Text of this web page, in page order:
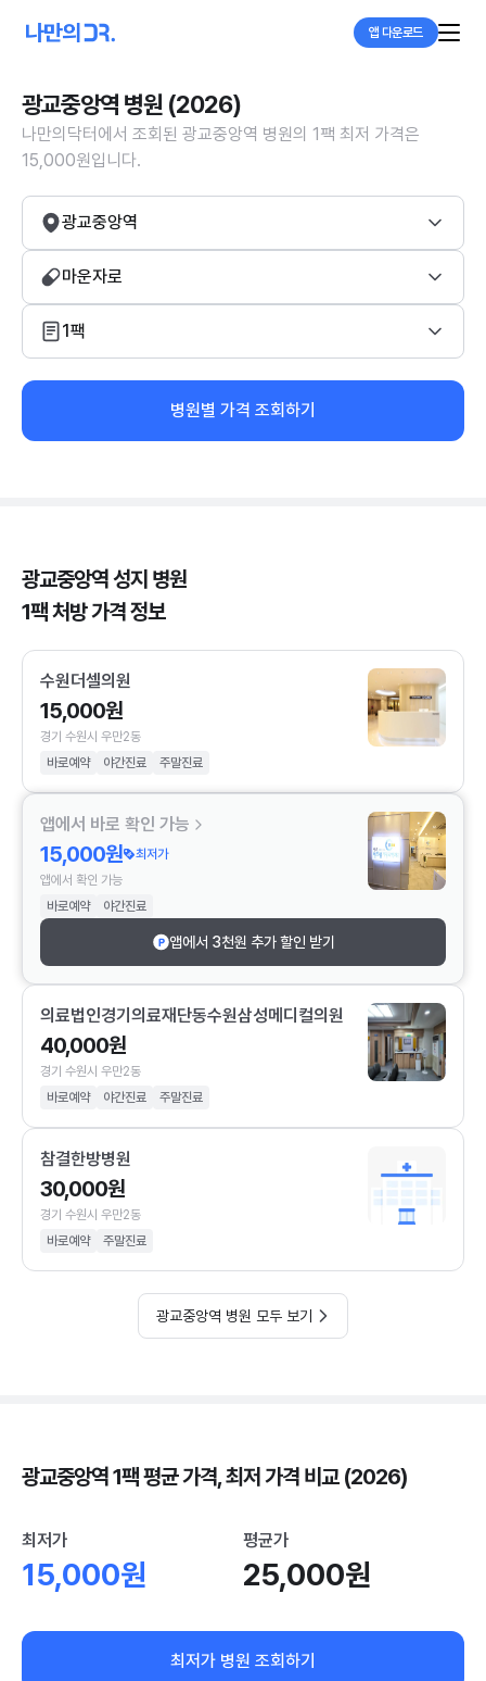
앱 다운로드
광교중앙역 병원 (2026)
나만의닥터에서 조회된 광교중앙역 병원의 1팩 최저 가격은
15,000원입니다.
광교중앙역
마운자로
1팩
병원별 가격 조회하기
광교중앙역 성지 병원
1팩 처방 가격 정보
수원더셀의원
15,000원
경기 수원시 우만2동
바로예약
야간진료 주말진료
앱에서 바로 확인 가능
15,000원
최저가
앱에서 확인 가능
바로예약
야간진료
앱에서 3천원 추가 할인 받기
의료법인경기의료재단동수원삼성메디컬의원
40,000원
경기 수원시 우만2동
바로예약
야간진료 주말진료
참결한방병원
30,000원
경기 수원시 우만2동
바로예약
주말진료
광교중앙역 병원 모두 보기
광교중앙역 1팩 평균 가격, 최저 가격 비교 (2026)
최저가
15,000원
평균가
25,000원
최저가 병원 조회하기